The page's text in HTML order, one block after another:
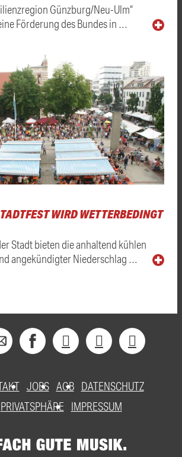
Günzburg/Neu-Ulm“
Förderung des Bundes in …
WIRD WETTERBEDINGT
Stadt bieten die anhaltend kühlen
angekündigter Niederschlag …
JOBS AGB DATENSCHUTZ
PRIVATSPHÄRE
IMPRESSUM